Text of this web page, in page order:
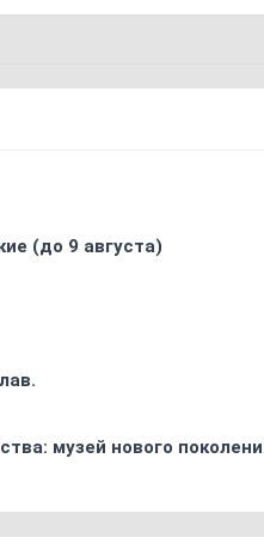
(до 9 августа)
музей нового